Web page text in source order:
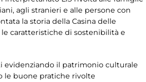
agli stranieri e alle persone con
la storia della Casina delle
caratteristiche di sostenibilità e
evidenziando il patrimonio culturale
le buone pratiche rivolte